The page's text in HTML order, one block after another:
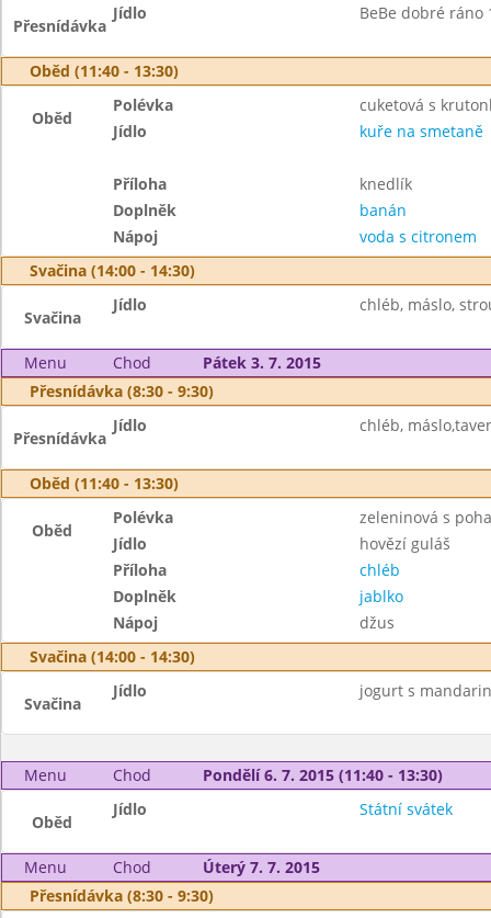
Přesnídávka
Jídlo BeBe dobré ráno
Oběd (11:40 - 13:30)
Oběd
Polévka
cuketová s
Jídlo
kuře na smetaně
Příloha
knedlík
Doplněk
banán
Nápoj
voda s citronem
Svačina (14:00 - 14:30)
Svačina
Jídlo chléb, máslo,
Menu Chod
Pátek 3. 7. 2015
Přesnídávka (8:30 - 9:30)
Přesnídávka
Jídlo chléb,
Oběd (11:40 - 13:30)
Oběd
Polévka
zeleninová s
Jídlo
hovězí guláš
Příloha
chléb
Doplněk
jablko
Nápoj
džus
Svačina (14:00 - 14:30)
Svačina
Jídlo jogurt s
Menu Chod Pondělí 6. 7. 2015 (11:40 - 13:30)
Oběd
Jídlo Státní svátek
Menu Chod
Úterý 7. 7. 2015
Přesnídávka (8:30 - 9:30)